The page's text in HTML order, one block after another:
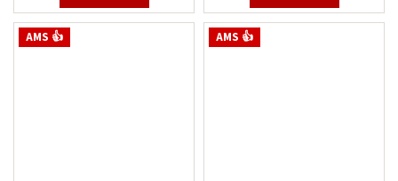
AMS 👍 AMS 👍